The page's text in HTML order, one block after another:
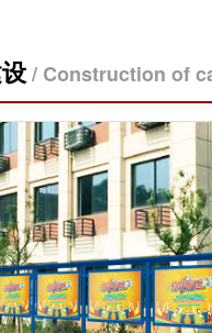
/ Construction of